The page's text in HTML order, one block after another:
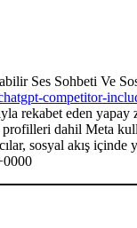
Ses Sohbeti Ve
competitor-
rekabet eden yapay
dahil Meta
sosyal akış